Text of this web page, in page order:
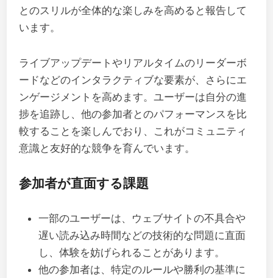
とのスリルが全体的な楽しみを高めると報告して
います。
ライブアップデートやリアルタイムのリーダーボ
ードなどのインタラクティブな要素が、さらにエ
ンゲージメントを高めます。ユーザーは自分の進
捗を追跡し、他の参加者とのパフォーマンスを比
較することを楽しんでおり、これがコミュニティ
意識と友好的な競争を育んでいます。
参加者が直面する課題
一部のユーザーは、ウェブサイトの不具合や
遅い読み込み時間などの技術的な問題に直面
し、体験を妨げられることがあります。
他の参加者は、特定のルールや勝利の基準に